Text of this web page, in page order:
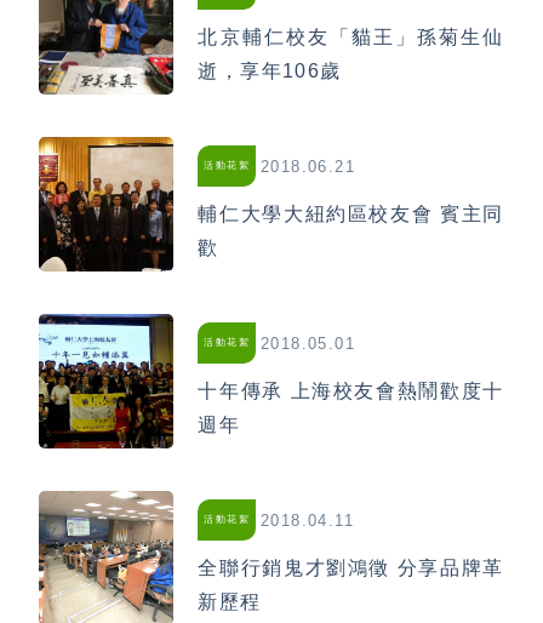
北京輔仁校友「貓王」孫菊生仙
逝，享年106歲
活動花絮 2018.06.21
輔仁大學大紐約區校友會 賓主同
歡
活動花絮 2018.05.01
十年傳承 上海校友會熱鬧歡度十
週年
活動花絮 2018.04.11
全聯行銷鬼才劉鴻徵 分享品牌革
新歷程